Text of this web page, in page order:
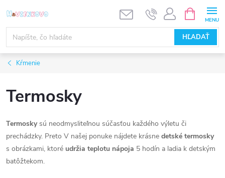
na
obsah
HĽADAŤ
KOŠÍK
Kŕmenie
Termosky
Termoskysú neodmysliteľnou súčasťou každého výletu či
prechádzky. Preto V našej ponuke nájdete krásne detské termosky
s obrázkami, ktoré udržia teplotu nápoja 5 hodín a ladia k detským
batôžtekom.